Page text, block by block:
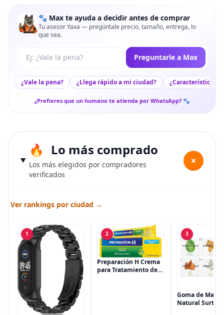
🐾 Max te ayuda a decidir antes de comprar
Tu asesor Yaxa — pregúntale precio, tamaño, entrega, lo
que sea.
Tu pregunta a Max Preguntarle a Max
¿Vale la pena? ¿Llega rápido a mi ciudad? ¿Características
¿Prefieres que un humano te atienda por WhatsApp? 🐾
Lo más comprado
Los más elegidos por compradores
verificados
+
Ver rankings por ciudad →
1 2
Preparación H Crema
para Tratamiento de
3
Goma de
Natural